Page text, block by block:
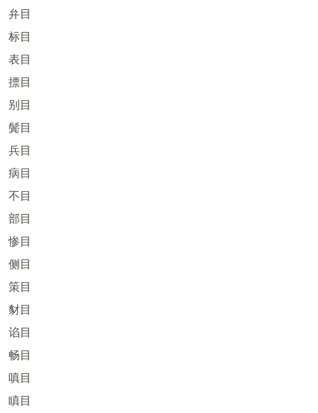
弁目
标目
表目
摽目
别目
鬓目
兵目
病目
不目
部目
惨目
侧目
策目
豺目
谄目
畅目
嗔目
瞋目